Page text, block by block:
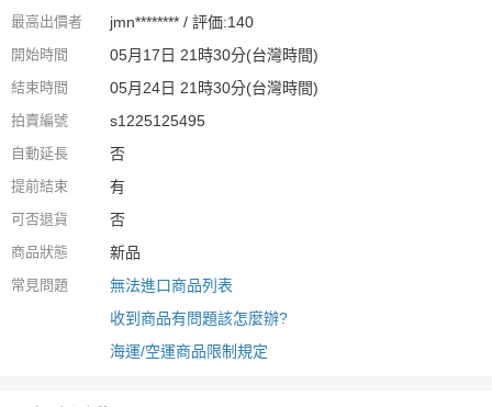
最高出價者 jmn******** / 評価:140
開始時間 05月17日 21時30分(台灣時間)
結束時間 05月24日 21時30分(台灣時間)
拍賣編號 s1225125495
自動延長 否
提前結束 有
可否退貨 否
商品狀態 新品
常見問題
無法進口商品列表
收到商品有問題該怎麼辦?
海運/空運商品限制規定